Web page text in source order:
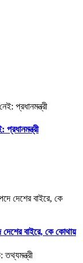
দেশের বাইরে, কে কোথায়